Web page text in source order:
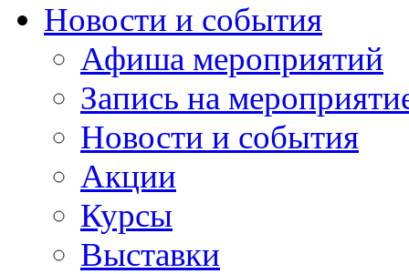
Новости и события
Афиша мероприятий
Запись на
Новости и события
Акции
Курсы
Выставки